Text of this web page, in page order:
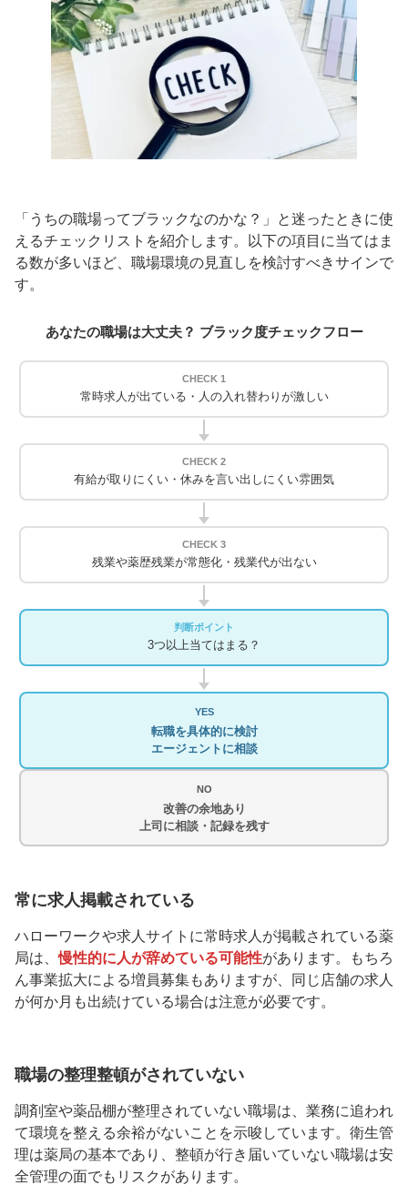
「うちの職場ってブラックなのかな？」と迷ったときに使
えるチェックリストを紹介します。以下の項目に当てはま
る数が多いほど、職場環境の見直しを検討すべきサインで
す。
あなたの職場は大丈夫？ ブラック度チェックフロー
CHECK 1
常時求人が出ている・人の入れ替わりが激しい
CHECK 2
有給が取りにくい・休みを言い出しにくい雰囲気
CHECK 3
残業や薬歴残業が常態化・残業代が出ない
判断ポイント
3つ以上当てはまる？
YES
転職を具体的に検討
エージェントに相談
NO
改善の余地あり
上司に相談・記録を残す
常に求人掲載されている
ハローワークや求人サイトに常時求人が掲載されている薬
局は、慢性的に人が辞めている可能性があります。もちろ
ん事業拡大による増員募集もありますが、同じ店舗の求人
が何か月も出続けている場合は注意が必要です。
職場の整理整頓がされていない
調剤室や薬品棚が整理されていない職場は、業務に追われ
て環境を整える余裕がないことを示唆しています。衛生管
理は薬局の基本であり、整頓が行き届いていない職場は安
全管理の面でもリスクがあります。